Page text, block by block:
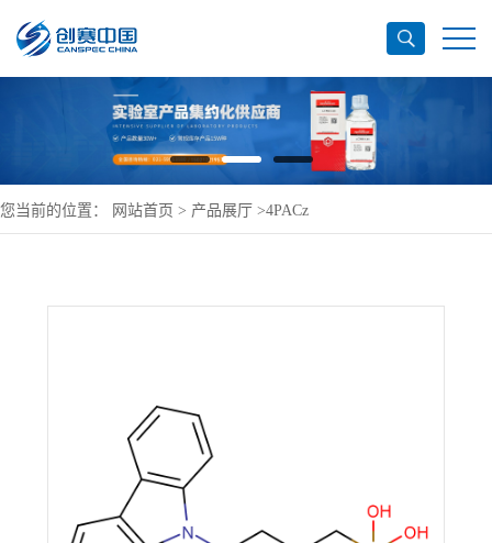
您当前的位置： 网站首页 > 产品展厅 >4PACz